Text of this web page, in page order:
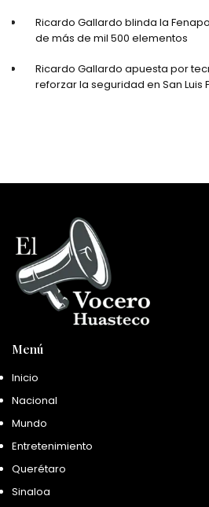
Ricardo Gallardo blinda la
de más de mil 500 elementos
Ricardo Gallardo apuesta por
reforzar la seguridad en San Luis
Menú
Inicio
Nacional
Mundo
Entretenimiento
Querétaro
Sinaloa